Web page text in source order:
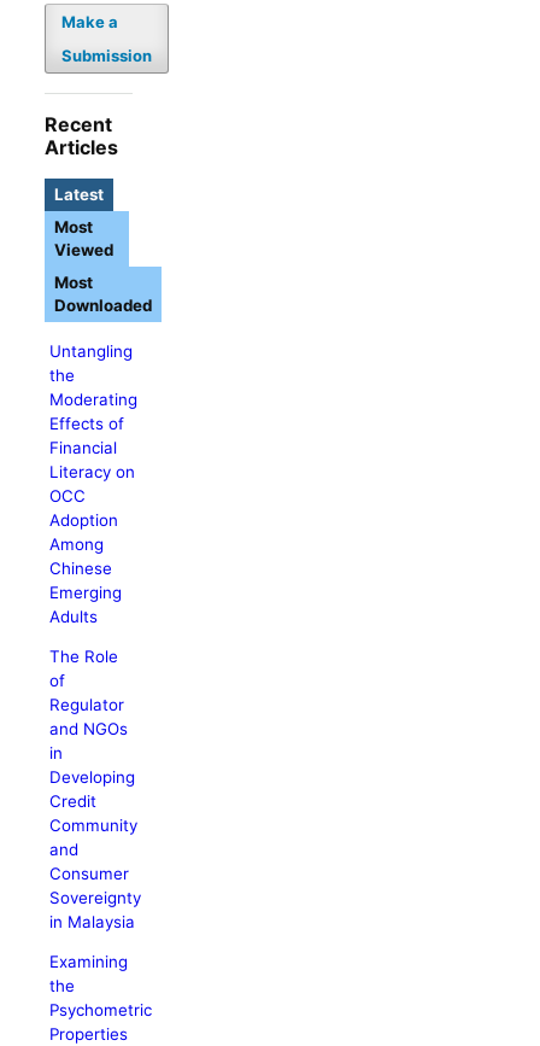
Make a
Submission
Recent
Articles
Latest
Untangling
the
Moderating
Effects of
Financial
Literacy on
OCC
Adoption
Among
Chinese
Emerging
Adults
The Role
of
Regulator
and NGOs
in
Developing
Credit
Community
and
Consumer
Sovereignty
in Malaysia
Examining
the
Psychometric
Properties
Most
Viewed
Most
Downloaded